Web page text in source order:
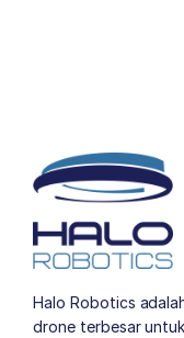
Halo Robotics
drone terbesar